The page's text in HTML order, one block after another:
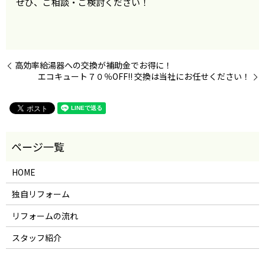
高効率給湯器への交換が補助金でお得に！
エコキュート７０％OFF!! 交換は当社にお任せください！
HOME
独自リフォーム
リフォームの流れ
スタッフ紹介